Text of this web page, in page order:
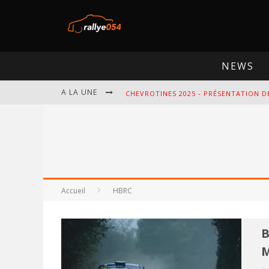
NEWS
A LA UNE CHEVROTINES 2025 - PRÉSENTATION
Accueil HBRC